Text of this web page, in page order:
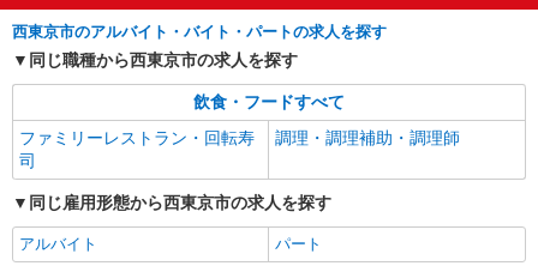
月給23万円〜26万円 ※給与は経験や前職給与
に応じて決定します。 賞与年2回
尚和緑寿 （東京都西東京市新町1-11-25）
キープ 詳細を見る
西東京市のアルバイト・バイト・パートの求人を探す
同じ職種から西東京市の求人を探す
飲食・フードすべて
ファミリーレストラン・回転寿
司
調理・調理補助・調理師
同じ雇用形態から西東京市の求人を探す
アルバイト パート